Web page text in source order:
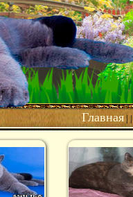
Главная |